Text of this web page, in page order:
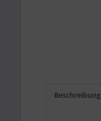
Beschreibung